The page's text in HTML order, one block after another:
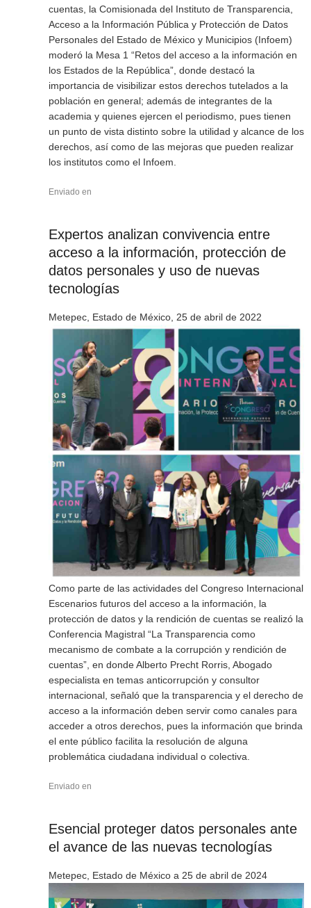
cuentas, la Comisionada del Instituto de Transparencia,
Acceso a la Información Pública y Protección de Datos
Personales del Estado de México y Municipios (Infoem)
moderó la Mesa 1 “Retos del acceso a la información en
los Estados de la República”, donde destacó la
importancia de visibilizar estos derechos tutelados a la
población en general; además de integrantes de la
academia y quienes ejercen el periodismo, pues tienen
un punto de vista distinto sobre la utilidad y alcance de los
derechos, así como de las mejoras que pueden realizar
los institutos como el Infoem.
Enviado en
Expertos analizan convivencia entre
acceso a la información, protección de
datos personales y uso de nuevas
tecnologías
Metepec, Estado de México, 25 de abril de 2022
Como parte de las actividades del Congreso Internacional
Escenarios futuros del acceso a la información, la
protección de datos y la rendición de cuentas se realizó la
Conferencia Magistral “La Transparencia como
mecanismo de combate a la corrupción y rendición de
cuentas”, en donde Alberto Precht Rorris, Abogado
especialista en temas anticorrupción y consultor
internacional, señaló que la transparencia y el derecho de
acceso a la información deben servir como canales para
acceder a otros derechos, pues la información que brinda
el ente público facilita la resolución de alguna
problemática ciudadana individual o colectiva.
Enviado en
Esencial proteger datos personales ante
el avance de las nuevas tecnologías
Metepec, Estado de México a 25 de abril de 2024